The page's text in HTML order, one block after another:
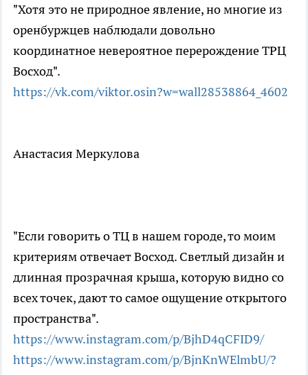
"Хотя это не природное явление, но многие из
оренбуржцев наблюдали довольно
координатное невероятное перерождение ТРЦ
Восход".
https://vk.com/viktor.osin?w=wall28538864_4602
Анастасия Меркулова
"Если говорить о ТЦ в нашем городе, то моим
критериям отвечает Восход. Светлый дизайн и
длинная прозрачная крыша, которую видно со
всех точек, дают то самое ощущение открытого
пространства".
https://www.instagram.com/p/BjhD4qCFID9/
https://www.instagram.com/p/BjnKnWElmbU/?